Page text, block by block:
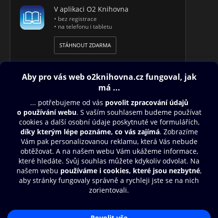
V aplikaci O2 Knihovna
• bez registrace
• na telefonu i tabletu
STÁHNOUT ZDARMA
Obsah ke stažení
Moje O2 Knihovna
Další zábava
© O2 Czech Republic a.s.